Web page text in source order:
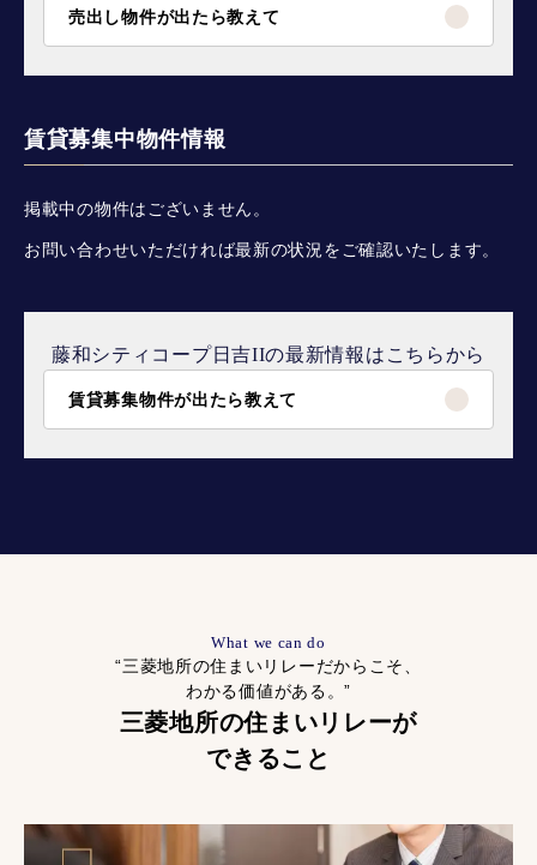
売出し物件が出たら教えて
賃貸募集中物件情報
掲載中の物件はございません。
お問い合わせいただければ最新の状況をご確認いたします。
藤和シティコープ日吉IIの最新情報はこちらから
賃貸募集物件が出たら教えて
What we can do
“三菱地所の住まいリレーだからこそ、
わかる価値がある。”
三菱地所の住まいリレーが
できること